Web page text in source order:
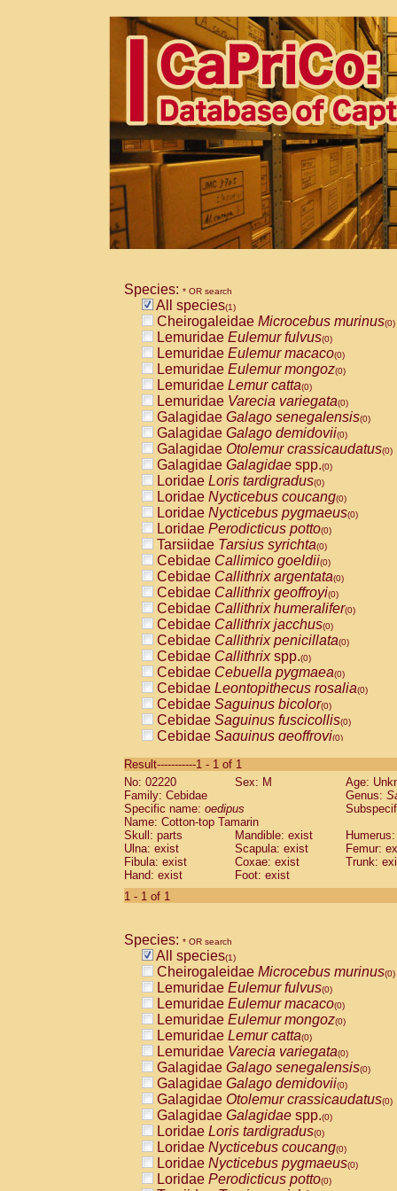
Species: * OR search
All species(1)
Cheirogaleidae Microcebus murinus(0)
Lemuridae Eulemur fulvus(0)
Lemuridae Eulemur macaco(0)
Lemuridae Eulemur mongoz(0)
Lemuridae Lemur catta(0)
Lemuridae Varecia variegata(0)
Galagidae Galago senegalensis(0)
Galagidae Galago demidovii(0)
Galagidae Otolemur crassicaudatus(0)
Galagidae Galagidae spp.(0)
Loridae Loris tardigradus(0)
Loridae Nycticebus coucang(0)
Loridae Nycticebus pygmaeus(0)
Loridae Perodicticus potto(0)
Tarsiidae Tarsius syrichta(0)
Cebidae Callimico goeldii(0)
Cebidae Callithrix argentata(0)
Cebidae Callithrix geoffroyi(0)
Cebidae Callithrix humeralifer(0)
Cebidae Callithrix jacchus(0)
Cebidae Callithrix penicillata(0)
Cebidae Callithrixspp.(0)
Cebidae Cebuella pygmaea(0)
Cebidae Leontopithecus rosalia(0)
Cebidae Saguinus bicolor(0)
Cebidae Saguinus fuscicollis(0)
Cebidae Saguinus geoffroyi(0)
CebidaeSaguinus labiatus(0)
Cebidae Saguinus leucopus (0)
Cebidae
CebidaeSaguinus mystax
Cebidae Saguinus nigricollis (0)
Cebidae Saguinus oedipus
Cebidae Saguinus weddelli
Cebidae Saguinusspp.
Cebidae
CebidaeCebus capucinus
CebidaeCebus nigrivittatus
CebidaeCebus spp.(0)
CebidaeSaimiri boliviensis(0)
CebidaeSaimiri sciureus(0)
AtelidaeAlouatta caraya(0)
AtelidaeAlouatta fusca(0)
AtelidaeAlouatta seniculus(0)
AtelidaeAlouattaspp.(0)
AtelidaeAteles belzebuth(0)
AtelidaeAteles geoffroyi(0)
AtelidaeAteles paniscus(0)
AtelidaeAtelesspp.(0)
AtelidaeLagothrix lagothricha(0)
AtelidaeLagothrix lagothricha cana
PitheciidaeCacajao calvus
Result-----------1 - 1 of 1
No: 02220
Sex: M
Age:
Family: Cebidae
Genus:
Specific name: oedipus
Name: Cotton-top Tamarin
Skull: parts
Mandible: exist
Ulna: exist
Scapula: exist
Femur:
Fibula: exist
Coxae: exist
Trunk:
Hand: exist
Foot: exist
1 - 1 of 1
Species: * OR search
All species(1)
Cheirogaleidae Microcebus murinus(0)
Lemuridae Eulemur fulvus(0)
Lemuridae Eulemur macaco(0)
Lemuridae Eulemur mongoz(0)
Lemuridae Lemur catta(0)
Lemuridae Varecia variegata(0)
Galagidae Galago senegalensis(0)
Galagidae Galago demidovii(0)
Galagidae Otolemur crassicaudatus(0)
Galagidae Galagidae spp.(0)
Loridae Loris tardigradus(0)
Loridae Nycticebus coucang(0)
Loridae Nycticebus pygmaeus(0)
Loridae Perodicticus potto(0)